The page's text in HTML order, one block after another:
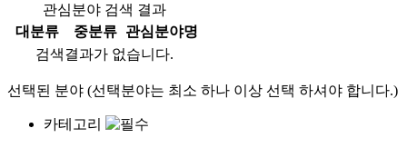
관심분야 검색 결과
대분류
중분류
관심분야명
검색결과가 없습니다.
선택된 분야 (선택분야는 최소 하나 이상 선택 하셔야 합니다.)
카테고리